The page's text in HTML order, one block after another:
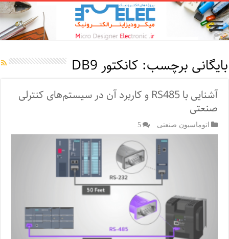
بایگانی برچسب: کانکتور DB9
آشنایی با RS485 و کاربرد آن در سیستم‌‌های کنترلی
صنعتی
اتوماسیون صنعتی 5